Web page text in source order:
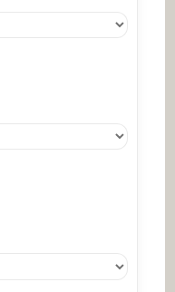
les réseaux